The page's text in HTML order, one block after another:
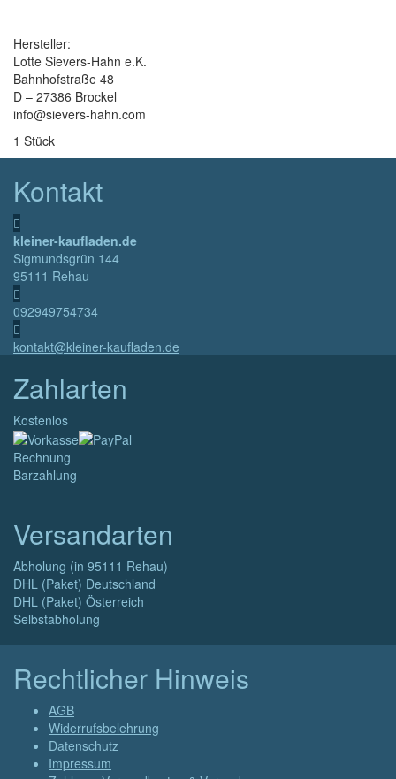
Hersteller:
Lotte Sievers-Hahn e.K.
Bahnhofstraße 48
D – 27386 Brockel
info@sievers-hahn.com
1 Stück
Kontakt
kleiner-kaufladen.de
Sigmundsgrün 144
95111 Rehau
092949754734
kontakt@kleiner-kaufladen.de
Zahlarten
Kostenlos
Rechnung
Barzahlung
Versandarten
Abholung (in 95111 Rehau)
DHL (Paket) Deutschland
DHL (Paket) Österreich
Selbstabholung
Rechtlicher Hinweis
AGB
Widerrufsbelehrung
Datenschutz
Impressum